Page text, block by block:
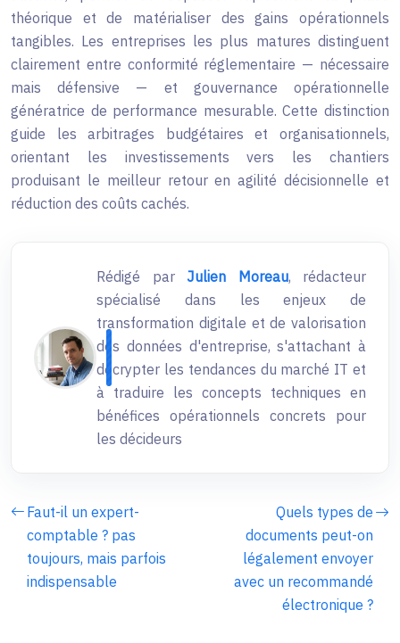
théorique et de matérialiser des gains opérationnels
tangibles. Les entreprises les plus matures distinguent
clairement entre conformité réglementaire — nécessaire
mais défensive — et gouvernance opérationnelle
génératrice de performance mesurable. Cette distinction
guide les arbitrages budgétaires et organisationnels,
orientant les investissements vers les chantiers
produisant le meilleur retour en agilité décisionnelle et
réduction des coûts cachés.
Rédigé par Julien Moreau, rédacteur
spécialisé dans les enjeux de
transformation digitale et de valorisation
des données d'entreprise, s'attachant à
décrypter les tendances du marché IT et
à traduire les concepts techniques en
bénéfices opérationnels concrets pour
les décideurs
Faut-il un expert-
comptable ? pas
toujours, mais parfois
indispensable
Quels types de
documents peut-on
légalement envoyer
avec un recommandé
électronique ?